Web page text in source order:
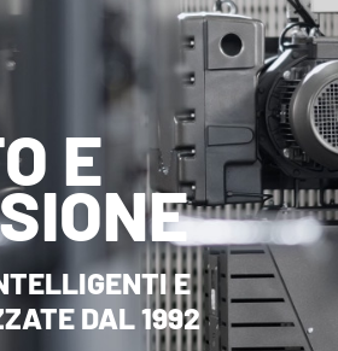
HOME
E
E
DAL 1992